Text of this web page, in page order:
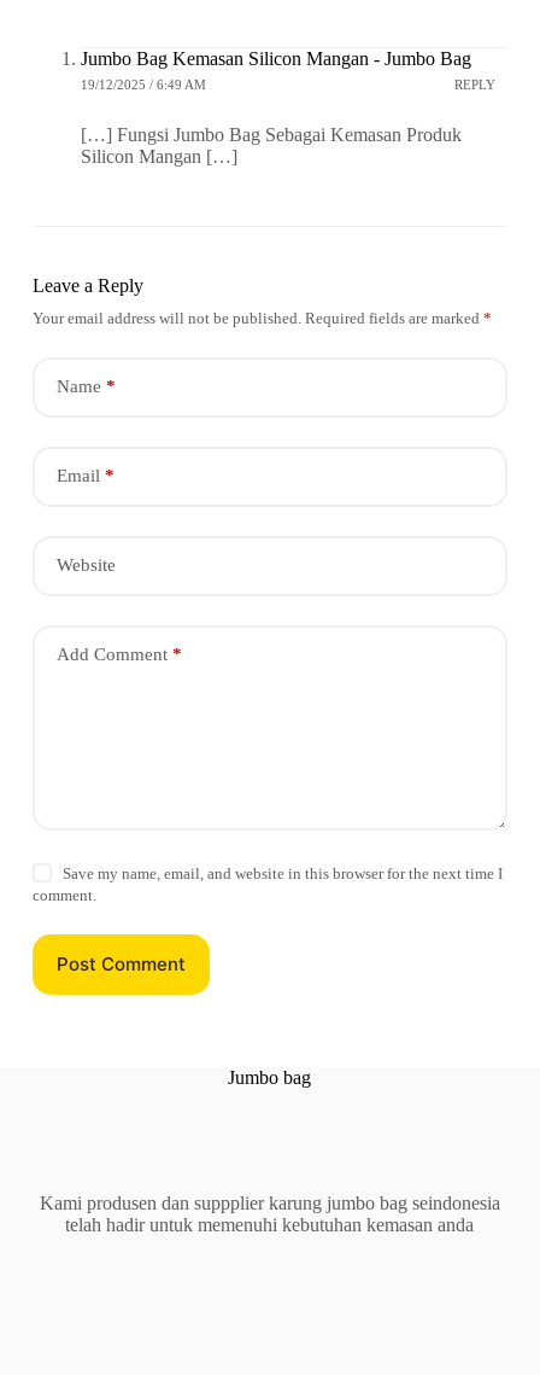
Jumbo Bag Kemasan Silicon Mangan - Jumbo Bag
19/12/2025 / 6:49 AM REPLY
[…] Fungsi Jumbo Bag Sebagai Kemasan Produk
Silicon Mangan […]
Leave a Reply
Your email address will not be published. Required fields are marked *
Name *
Email *
Website
Add Comment*
Save my name, email, and website in this browser for the next time I
comment.
Post Comment
Jumbo bag
Kami produsen dan suppplier karung jumbo bag seindonesia
telah hadir untuk memenuhi kebutuhan kemasan anda